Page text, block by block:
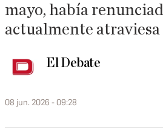
mayo, había
actualmente
El Debate
08 jun. 2026 - 09:28